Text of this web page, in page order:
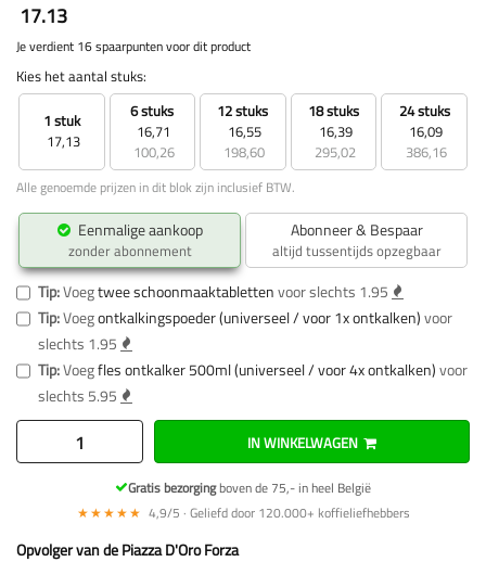
17.13
Je verdient 16 spaarpunten voor dit product
Kies het aantal stuks:
1 stuk
17,13
6 stuks
16,71
100,26
12 stuks
16,55
198,60
18 stuks
16,39
295,02
24 stuks
16,09
386,16
Alle genoemde prijzen in dit blok zijn inclusief BTW.
Eenmalige aankoop
zonder abonnement
Abonneer & Bespaar
altijd tussentijds opzegbaar
Tip:Voegtwee schoonmaaktablettenvoor slechts 1.95
Tip:Voegontkalkingspoeder (universeel / voor 1x ontkalken)voor
slechts 1.95
Tip:Voegfles ontkalker 500ml (universeel / voor 4x ontkalken)voor
slechts 5.95
IN WINKELWAGEN
Gratis bezorgingboven de 75,- in heel België
★★★★★ 4,9/5 · Geliefd door 120.000+ koffieliefhebbers
Opvolger van de Piazza D'Oro Forza